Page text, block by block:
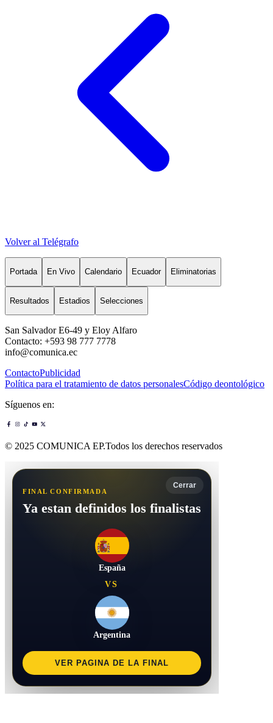
Volver al Telégrafo
Portada En Vivo Calendario Ecuador Eliminatorias
Resultados Estadios Selecciones
San Salvador E6-49 y Eloy Alfaro
Contacto: +593 98 777 7778
info@comunica.ec
ContactoPublicidad
Política para el tratamiento de datos personalesCódigo deontológico
Síguenos en:
© 2025 COMUNICA EP.Todos los derechos reservados
Cerrar
FINAL CONFIRMADA
Ya estan definidos los finalistas
España
VS
Argentina
VER PAGINA DE LA FINAL